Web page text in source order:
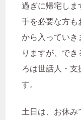
過ぎに帰宅しま
手を必要な方も
から入っていき
りますが、で
ろは世話人・支
す。
土日は、お休み